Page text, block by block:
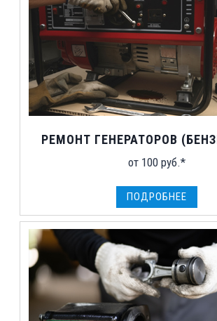
РЕМОНТ ГЕНЕРАТОРОВ
от 100 руб.*
ПОДРОБНЕЕ